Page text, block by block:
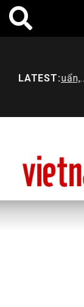
Skip
LATEST:
Tiêu chuẩn,